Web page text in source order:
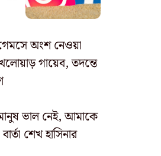
অংশ নেওয়া
গায়েব, তদন্তে
ভাল নেই, আমাকে
শেখ হাসিনার